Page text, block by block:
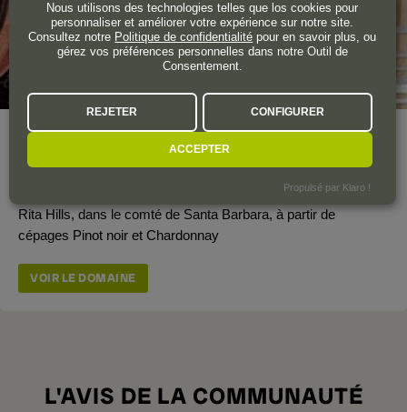
Année de création
Petit domaine viticole californien qui produit des vins
sélectionnés issus des grands vignobles de la région de Sta.
Rita Hills, dans le comté de Santa Barbara, à partir de
cépages Pinot noir et Chardonnay
VOIR LE DOMAINE
L'AVIS DE LA COMMUNAUTÉ
Nous utilisons des technologies telles que los cookies pour
personnaliser et améliorer votre expérience sur notre site.
Consultez notre Politique de confidentialité pour en savoir plus, ou
gérez vos préférences personnelles dans notre Outil de
Consentement.
REJETER CONFIGURER
ACCEPTER
Propulsé par Klaro !